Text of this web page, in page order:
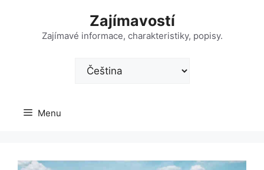
Zajímavostí
Zajímavé informace, charakteristiky, popisy.
Zvolte
jazyk
Menu